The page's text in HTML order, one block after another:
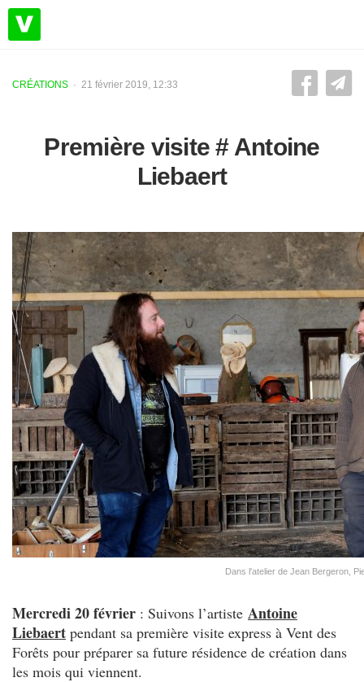
CRÉATIONS · 21 février 2019, 12:33
Première visite # Antoine
Liebaert
Dans l'atelier de Jean Bergeron,
Mercredi 20 février : Suivons l’artiste Antoine
Liebaert pendant sa première visite express à Vent des
Forêts pour préparer sa future résidence de création dans
les mois qui viennent.